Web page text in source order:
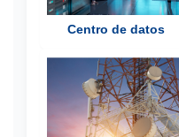
Centro de datos